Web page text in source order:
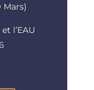
Mars)
l’EAU